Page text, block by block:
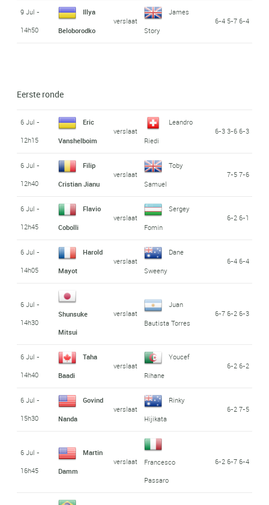
9 Jul -
14h50
Illya
Beloborodko
verslaat
James
Story
6-4 5-7 6-4
Eerste ronde
6 Jul -
12h15
Eric
Vanshelboim
verslaat
Leandro
Riedi
6-3 3-6 6-3
6 Jul -
12h40
Filip
Cristian Jianu
verslaat
Toby
Samuel
7-5 7-6
6 Jul -
12h45
Flavio
Cobolli
verslaat
Sergey
Fomin
6-2 6-1
6 Jul -
14h05
Harold
Mayot
verslaat
Dane
Sweeny
6-4 6-4
6 Jul -
14h30
Shunsuke
Mitsui
verslaat
Juan
Bautista Torres
6-7 6-2 6-3
6 Jul -
14h40
Taha
Baadi
verslaat
Youcef
Rihane
6-2 6-2
6 Jul -
15h30
Govind
Nanda
verslaat
Rinky
Hijikata
6-2 7-5
6 Jul -
16h45
Martin
Damm
verslaat
Francesco
Passaro
6-2 6-7 6-4